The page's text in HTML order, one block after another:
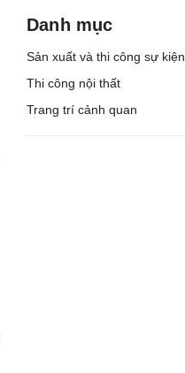
Danh mục
Sản xuất và thi công sự kiện
Thi công nội thất
Trang trí cảnh quan